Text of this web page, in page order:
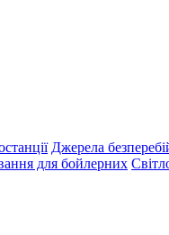
Джерела
для бойлерних